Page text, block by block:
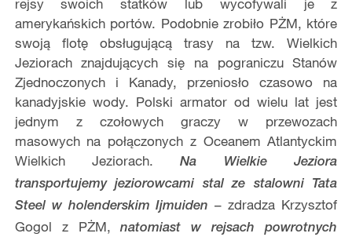
rejsy swoich statków lub wycofywali je z
amerykańskich portów. Podobnie zrobiło PŻM, które
swoją flotę obsługującą trasy na tzw. Wielkich
Jeziorach znajdujących się na pograniczu Stanów
Zjednoczonych i Kanady, przeniosło czasowo na
kanadyjskie wody. Polski armator od wielu lat jest
jednym z czołowych graczy w przewozach
masowych na połączonych z Oceanem Atlantyckim
Wielkich Jeziorach.Na Wielkie Jeziora
transportujemy jeziorowcami stal ze stalowni Tata
Steel w holenderskim Ijmuiden – zdradza Krzysztof
Gogol z PŻM,natomiast w rejsach powrotnych